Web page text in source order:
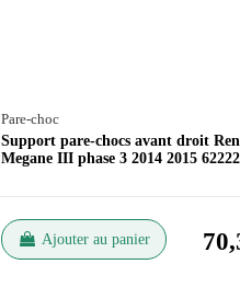
Pare-choc
Support pare-chocs avant droit
Megane III phase 3 2014 2015
Ajouter au panier